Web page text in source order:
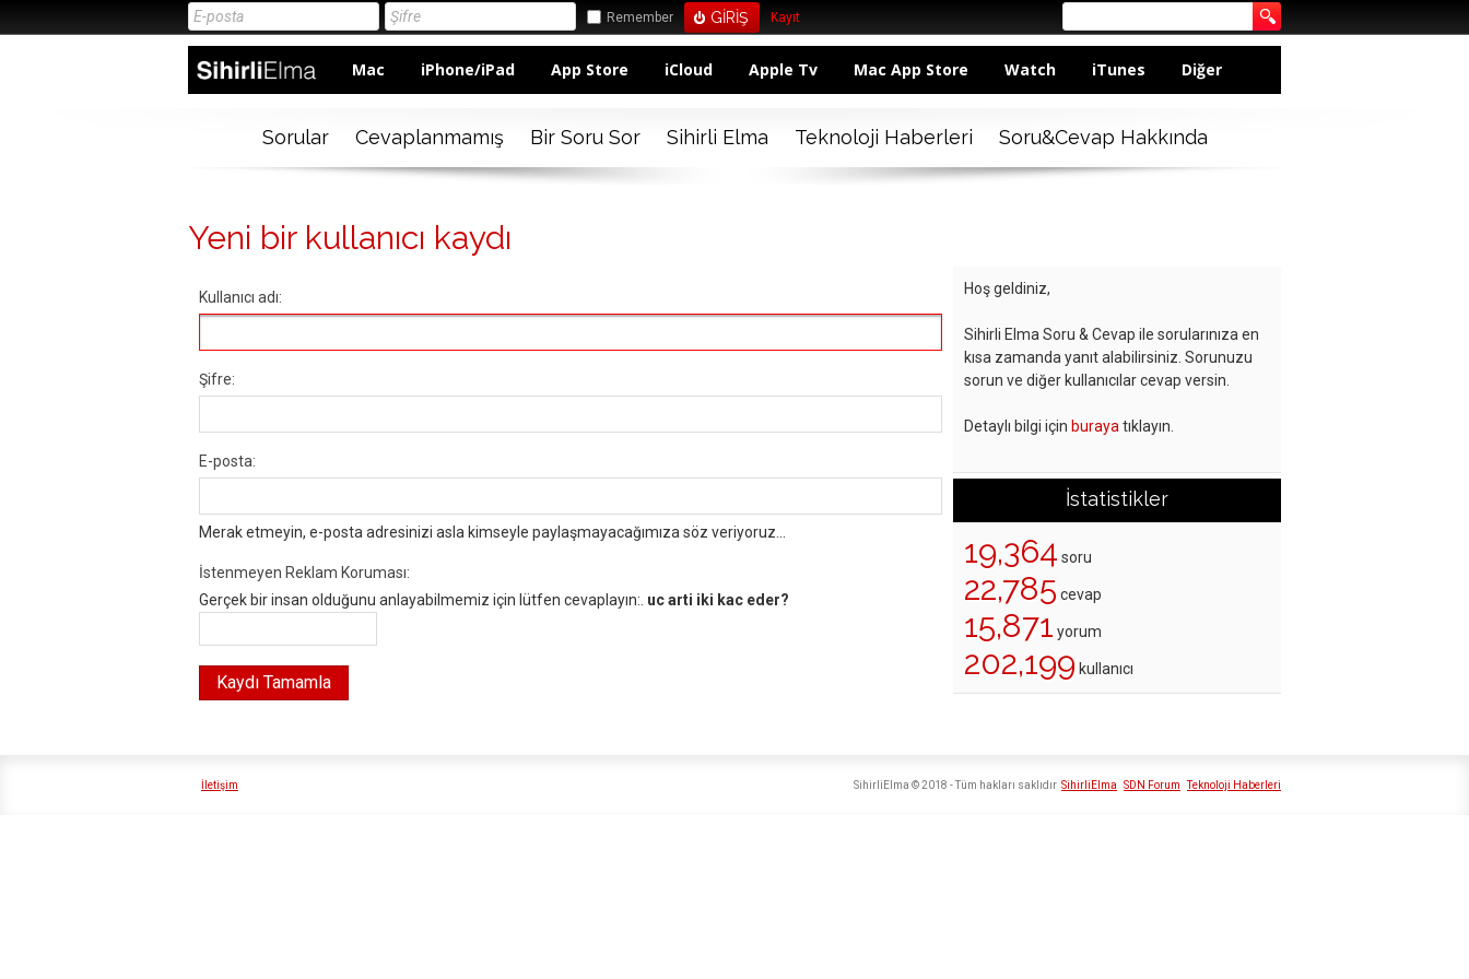
Remember Kayıt
Mac iPhone/iPad App Store iCloud Apple Tv Mac App Store Watch iTunes Diğer
Sorular Cevaplanmamış Bir Soru Sor Sihirli Elma Teknoloji Haberleri Soru&Cevap Hakkında
Yeni bir kullanıcı kaydı
Kullanıcı adı:
Şifre:
E-posta:
Merak etmeyin, e-posta adresinizi asla kimseyle paylaşmayacağımıza söz veriyoruz...
İstenmeyen Reklam Koruması:
Gerçek bir insan olduğunu anlayabilmemiz için lütfen cevaplayın:. uc arti iki kac eder?
Hoş geldiniz,
Sihirli Elma Soru & Cevap ile sorularınıza en
kısa zamanda yanıt alabilirsiniz. Sorunuzu
sorun ve diğer kullanıcılar cevap versin.
Detaylı bilgi için buraya tıklayın.
İstatistikler
19,364 soru
22,785 cevap
15,871 yorum
202,199 kullanıcı
İletişim SihirliElma SDN Forum Teknoloji Haberleri
SihirliElma © 2018 - Tüm hakları saklıdır